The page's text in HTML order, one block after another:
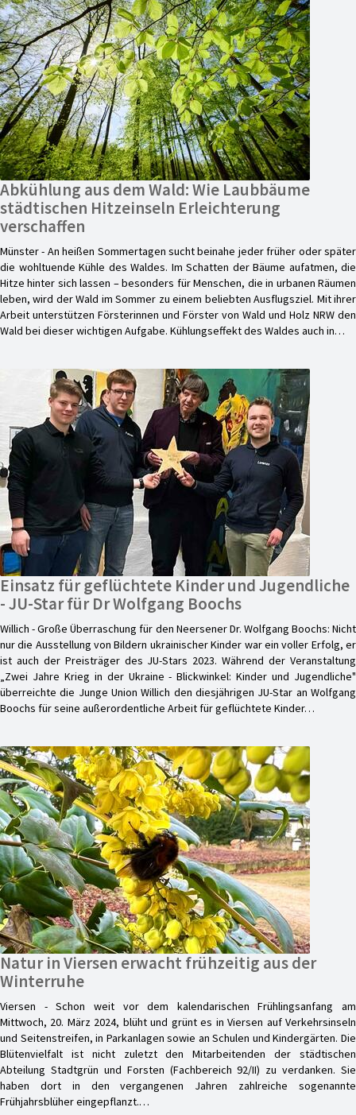
Abkühlung aus dem Wald: Wie Laubbäume
städtischen Hitzeinseln Erleichterung
verschaffen
Münster - An heißen Sommertagen sucht beinahe jeder früher oder später
die wohltuende Kühle des Waldes. Im Schatten der Bäume aufatmen, die
Hitze hinter sich lassen – besonders für Menschen, die in urbanen Räumen
leben, wird der Wald im Sommer zu einem beliebten Ausflugsziel. Mit ihrer
Arbeit unterstützen Försterinnen und Förster von Wald und Holz NRW den
Wald bei dieser wichtigen Aufgabe. Kühlungseffekt des Waldes auch in…
Einsatz für geflüchtete Kinder und Jugendliche
- JU-Star für Dr Wolfgang Boochs
Willich - Große Überraschung für den Neersener Dr. Wolfgang Boochs: Nicht
nur die Ausstellung von Bildern ukrainischer Kinder war ein voller Erfolg, er
ist auch der Preisträger des JU-Stars 2023. Während der Veranstaltung
„Zwei Jahre Krieg in der Ukraine - Blickwinkel: Kinder und Jugendliche"
überreichte die Junge Union Willich den diesjährigen JU-Star an Wolfgang
Boochs für seine außerordentliche Arbeit für geflüchtete Kinder…
Natur in Viersen erwacht frühzeitig aus der
Winterruhe
Viersen - Schon weit vor dem kalendarischen Frühlingsanfang am
Mittwoch, 20. März 2024, blüht und grünt es in Viersen auf Verkehrsinseln
und Seitenstreifen, in Parkanlagen sowie an Schulen und Kindergärten. Die
Blütenvielfalt ist nicht zuletzt den Mitarbeitenden der städtischen
Abteilung Stadtgrün und Forsten (Fachbereich 92/II) zu verdanken. Sie
haben dort in den vergangenen Jahren zahlreiche sogenannte
Frühjahrsblüher eingepflanzt.…